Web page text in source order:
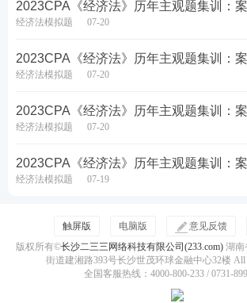
1 2023注会取证班：取证好课重
6大精品班
>>立即学习
★推荐：0元领注会好课|章节真题
2023CPA《经济法》历年主观题集训：
经济法模拟题 07-20
2023CPA《经济法》历年主观题集训：
经济法模拟题 07-20
2023CPA《经济法》历年主观题集训：
经济法模拟题 07-20
2023CPA《经济法》历年主观题集训：
经济法模拟题 07-19
触屏版 电脑版 意见反馈
版权所有©长沙二三三网络科技有限公司(233.com)湖南
街道建湘路393号长沙世茂环球金融中心32楼 All
全国客服热线：4000-800-233 / 0731-